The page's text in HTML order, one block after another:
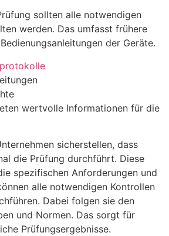
sollten alle notwendigen
werden. Das umfasst frühere
der Geräte.
wertvolle Informationen für die
sicherstellen, dass
die Prüfung durchführt. Diese
spezifischen Anforderungen und
alle notwendigen Kontrollen
Dabei folgen sie den
und Normen. Das sorgt für
Prüfungsergebnisse.